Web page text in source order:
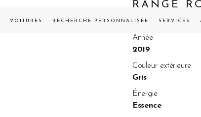
VOITURES RECHERCHE PERSONNALISÉE SERVICES
RANGE
VENDUE
Année
2019
Couleur extérieure
Gris
Énergie
Essence